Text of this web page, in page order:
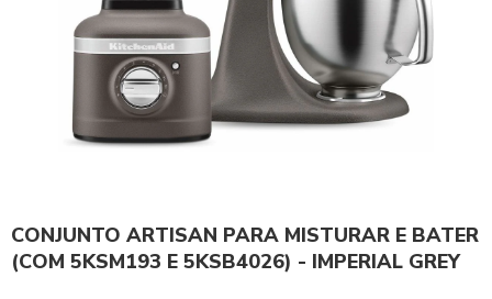
CONJUNTO ARTISAN PARA MISTURAR E BATER
(COM 5KSM193 E 5KSB4026) - IMPERIAL GREY